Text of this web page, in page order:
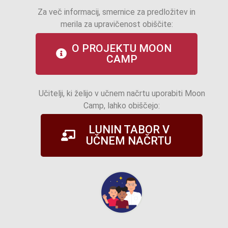
Za več informacij, smernice za predložitev in
merila za upravičenost obiščite:
O PROJEKTU MOON
CAMP
Učitelji, ki želijo v učnem načrtu uporabiti Moon
Camp, lahko obiščejo:
LUNIN TABOR V
UČNEM NAČRTU